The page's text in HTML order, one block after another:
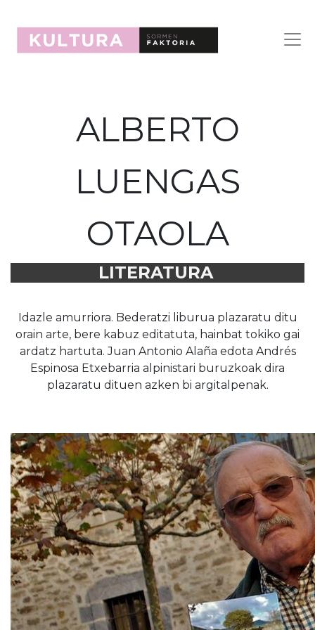
ALBERTO
LUENGAS
OTAOLA
LITERATURA
Idazle amurriora. Bederatzi liburua plazaratu ditu
orain arte, bere kabuz editatuta, hainbat tokiko gai
ardatz hartuta. Juan Antonio Alaña edota Andrés
Espinosa Etxebarria alpinistari buruzkoak dira
plazaratu dituen azken bi argitalpenak.